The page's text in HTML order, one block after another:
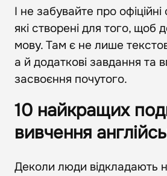
І не забувайте про
які створені для того, щоб
мову. Там є не лише
а й додаткові завдання та
засвоєння почутого.
10 найкращих
вивчення
Деколи люди відкладають